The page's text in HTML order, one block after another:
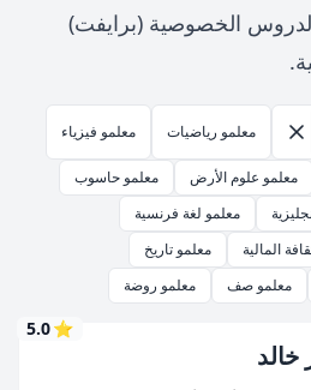
الخصوصية (برايفت)
إزالة الخيارات
معلمو رياضيات معلمو فيزياء
معلمو علوم الأرض
معلمو حاسوب
معلمو لغة فرنسية
المالية
معلمو تاريخ
معلمو صف معلمو روضة
⭐
5.0
خالد